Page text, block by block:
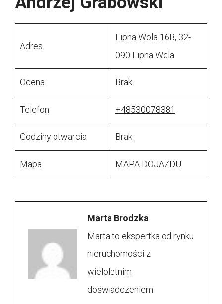
Adres
Lipna Wola 16B, 32-
090 Lipna Wola
Ocena Brak
Telefon +48530078381
Godziny otwarcia Brak
Mapa MAPA DOJAZDU
Marta Brodzka
Marta to ekspertka od rynku
nieruchomości z
wieloletnim
doświadczeniem.